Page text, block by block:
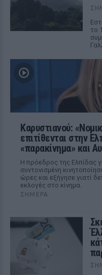
το
Καρυστιανού:
επιτίθενται στην
«παρακίνημα» και
Η πρόεδρος της Ελπίδας
συντονισμένη
ώρες και εξήγησε γιατί
εκλογές στο κίνημα.
ΣΉΜΕΡΑ